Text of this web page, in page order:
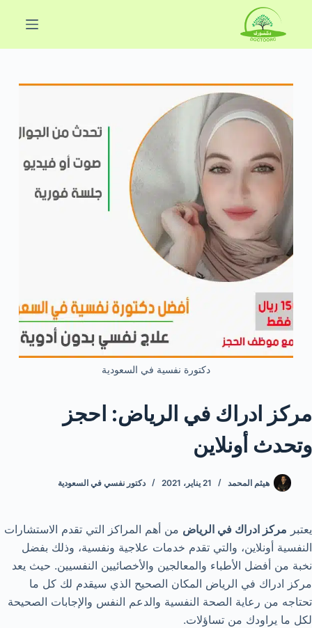
ت
دكتورة نفسية في السعودية
مركز ادراك في الرياض: احجز
وتحدث أونلاين
هيثم المحمد 21 يناير، 2021 دكتور نفسي في السعودية
يعتبر مركز ادراك في الرياض من أهم المراكز التي تقدم الاستشارات
النفسية أونلاين، والتي تقدم خدمات علاجية ونفسية، وذلك بفضل
نخبة من أفضل الأطباء والمعالجين والأخصائيين النفسيين. حيث يعد
مركز ادراك في الرياض المكان الصحيح الذي سيقدم لك كل ما
تحتاجه من رعاية الصحة النفسية والدعم النفس والإجابات الصحيحة
لكل ما يراودك من تساؤلات.